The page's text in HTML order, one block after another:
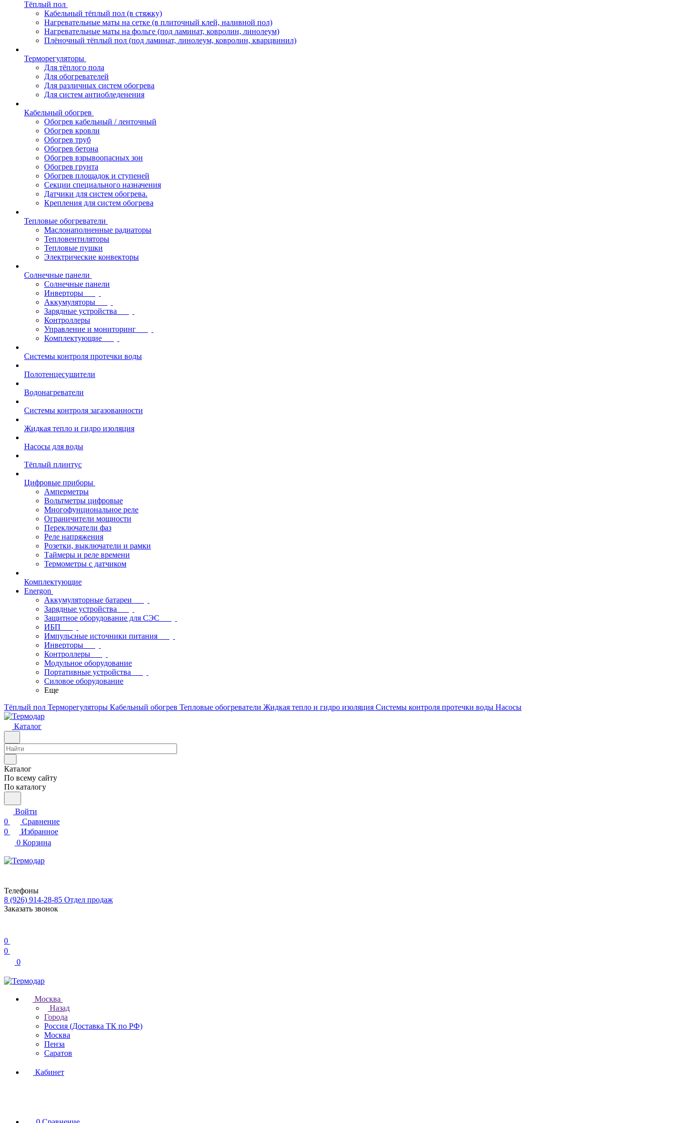
Тёплый пол
Кабельный тёплый пол (в стяжку)
Нагревательные маты на сетке (в плиточный клей, наливной пол)
Нагревательные маты на фольге (под ламинат, ковролин, линолеум)
Плёночный тёплый пол (под ламинат, линолеум, ковролин, кварцвинил)
Терморегуляторы
Для тёплого пола
Для обогревателей
Для различных систем обогрева
Для систем антиобледенения
Кабельный обогрев
Обогрев кабельный / ленточный
Обогрев кровли
Обогрев труб
Обогрев бетона
Обогрев взрывоопасных зон
Обогрев грунта
Обогрев площадок и ступеней
Секции специального назначения
Датчики для систем обогрева.
Крепления для систем обогрева
Тепловые обогреватели
Маслонаполненные радиаторы
Тепловентиляторы
Тепловые пушки
Электрические конвекторы
Солнечные панели
Солнечные панели
Инверторы
Аккумуляторы
Зарядные устройства
Контроллеры
Управление и мониторинг
Комплектующие
Системы контроля протечки воды
Полотенцесушители
Водонагреватели
Системы контроля загазованности
Жидкая тепло и гидро изоляция
Насосы для воды
Тёплый плинтус
Цифровые приборы
Амперметры
Вольтметры цифровые
Многофунциональное реле
Ограничители мощности
Переключатели фаз
Реле напряжения
Розетки, выключатели и рамки
Таймеры и реле времени
Термометры c датчиком
Комплектующие
Energon
Аккумуляторные батареи
Зарядные устройства
Защитное оборудование для СЭС
ИБП
Импульсные источники питания
Инверторы
Контроллеры
Модульное оборудование
Портативные устройства
Силовое оборудование
Еще
Тёплый пол Терморегуляторы Кабельный обогрев Тепловые обогреватели Жидкая тепло и гидро изоляция Системы контроля протечки воды Насосы
Каталог
Каталог
По всему сайту
По каталогу
Войти
0
Сравнение
0
Избранное
0 Корзина
Телефоны
8 (926) 914-28-85 Отдел продаж
Заказать звонок
0
0
0
Москва
Назад
Города
Россия (Доставка ТК по РФ)
Москва
Пенза
Саратов
Кабинет